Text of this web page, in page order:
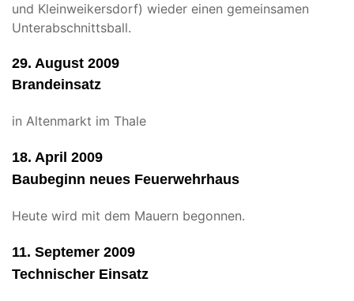
und Kleinweikersdorf) wieder einen gemeinsamen
Unterabschnittsball.
29. August 2009
Brandeinsatz
in Altenmarkt im Thale
18. April 2009
Baubeginn neues Feuerwehrhaus
Heute wird mit dem Mauern begonnen.
11. Septemer 2009
Technischer Einsatz